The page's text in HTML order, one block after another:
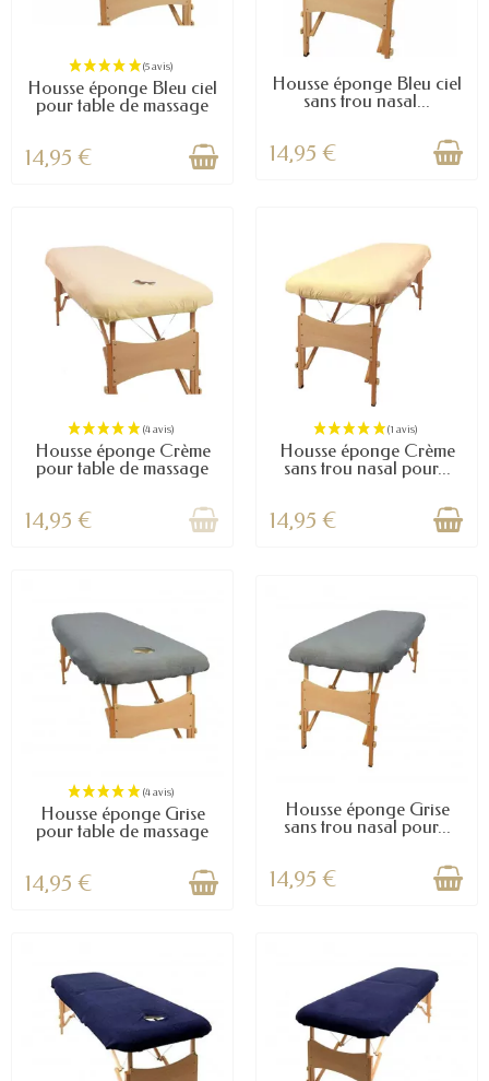
Housse éponge Bleu ciel
pour table de massage
14,95 €
Housse éponge Bleu ciel
sans trou nasal...
14,95 €
Housse éponge Crème
pour table de massage
14,95 €
Housse éponge Crème
sans trou nasal pour...
14,95 €
Housse éponge Grise
pour table de massage
14,95 €
Housse éponge Grise
sans trou nasal pour...
14,95 €